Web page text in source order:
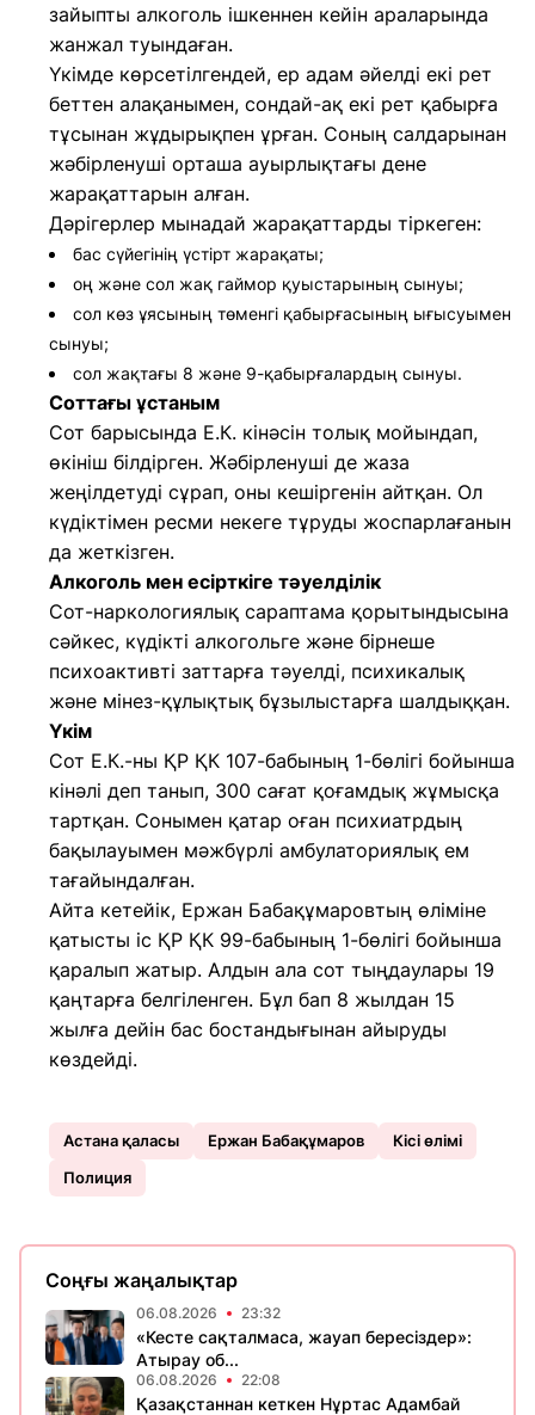
зайыпты алкоголь ішкеннен кейін араларында
жанжал туындаған.
Үкімде көрсетілгендей, ер адам әйелді екі рет
беттен алақанымен, сондай-ақ екі рет қабырға
тұсынан жұдырықпен ұрған. Соның салдарынан
жәбірленуші орташа ауырлықтағы дене
жарақаттарын алған.
Дәрігерлер мынадай жарақаттарды тіркеген:
бас сүйегінің үстірт жарақаты;
оң және сол жақ гаймор қуыстарының сынуы;
сол көз ұясының төменгі қабырғасының ығысуымен
сынуы;
сол жақтағы 8 және 9-қабырғалардың сынуы.
Соттағы ұстаным
Сот барысында Е.К. кінәсін толық мойындап,
өкініш білдірген. Жәбірленуші де жаза
жеңілдетуді сұрап, оны кешіргенін айтқан. Ол
күдіктімен ресми некеге тұруды жоспарлағанын
да жеткізген.
Алкоголь мен есірткіге тәуелділік
Сот-наркологиялық сараптама қорытындысына
сәйкес, күдікті алкогольге және бірнеше
психоактивті заттарға тәуелді, психикалық
және мінез-құлықтық бұзылыстарға шалдыққан.
Үкім
Сот Е.К.-ны ҚР ҚК 107-бабының 1-бөлігі бойынша
кінәлі деп танып, 300 сағат қоғамдық жұмысқа
тартқан. Сонымен қатар оған психиатрдың
бақылауымен мәжбүрлі амбулаториялық ем
тағайындалған.
Айта кетейік, Ержан Бабақұмаровтың өліміне
қатысты іс ҚР ҚК 99-бабының 1-бөлігі бойынша
қаралып жатыр. Алдын ала сот тыңдаулары 19
қаңтарға белгіленген. Бұл бап 8 жылдан 15
жылға дейін бас бостандығынан айыруды
көздейді.
Астана қаласы Ержан Бабақұмаров
Кісі өлімі
Полиция
Соңғы жаңалықтар
06.08.2026 23:32
«Кесте сақталмаса, жауап бересіздер»:
Атырау об...
06.08.2026 22:08
Қазақстаннан кеткен Нұртас Адамбай